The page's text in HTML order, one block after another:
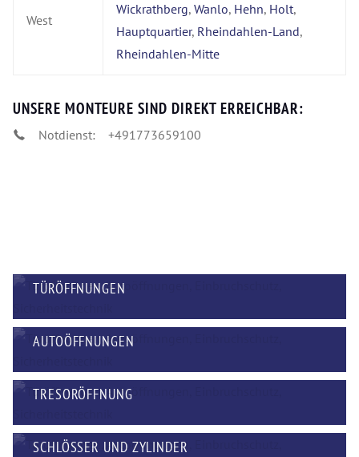
West
Wickrathberg, Wanlo, Hehn, Holt,
Hauptquartier, Rheindahlen-Land,
Rheindahlen-Mitte
UNSERE MONTEURE SIND DIREKT ERREICHBAR:
Notdienst: +491773659100
TÜRÖFFNUNGEN
AUTOÖFFNUNGEN
TRESORÖFFNUNG
SCHLÖSSER UND ZYLINDER